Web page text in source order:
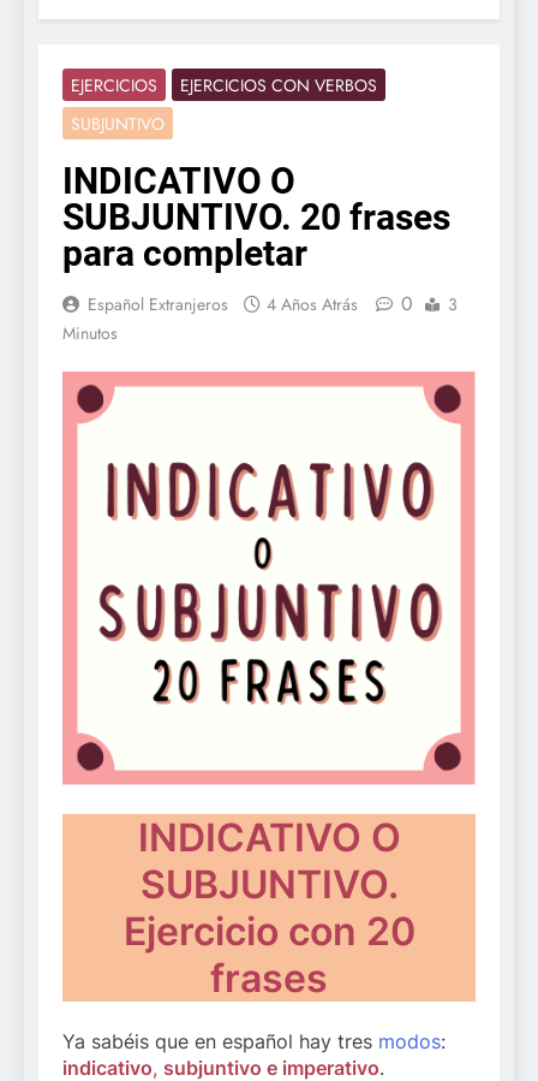
EJERCICIOS
EJERCICIOS CON VERBOS
SUBJUNTIVO
INDICATIVO O
SUBJUNTIVO. 20 frases
para completar
Español Extranjeros 4 Años Atrás 0
3
Minutos
INDICATIVO O
SUBJUNTIVO.
Ejercicio con 20
frases
Ya sabéis que en español hay tres modos:
indicativo, subjuntivo e imperativo.